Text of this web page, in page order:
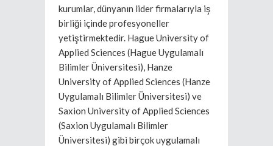
kurumlar, dünyanın lider firmalarıyla iş
birliği içinde profesyoneller
yetiştirmektedir. Hague University of
Applied Sciences (Hague Uygulamalı
Bilimler Üniversitesi), Hanze
University of Applied Sciences (Hanze
Uygulamalı Bilimler Üniversitesi) ve
Saxion University of Applied Sciences
(Saxion Uygulamalı Bilimler
Üniversitesi) gibi birçok uygulamalı